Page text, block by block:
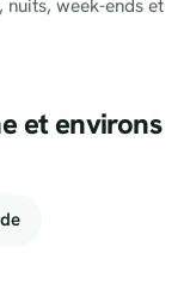
nuits, week-ends et
et environs